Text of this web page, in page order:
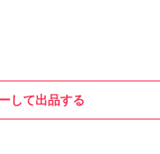
して出品する